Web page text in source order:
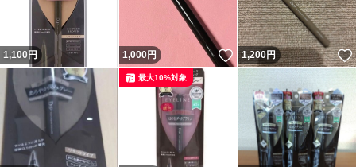
1,100 円 1,000円 いいね！
1,200円
最大10%対象